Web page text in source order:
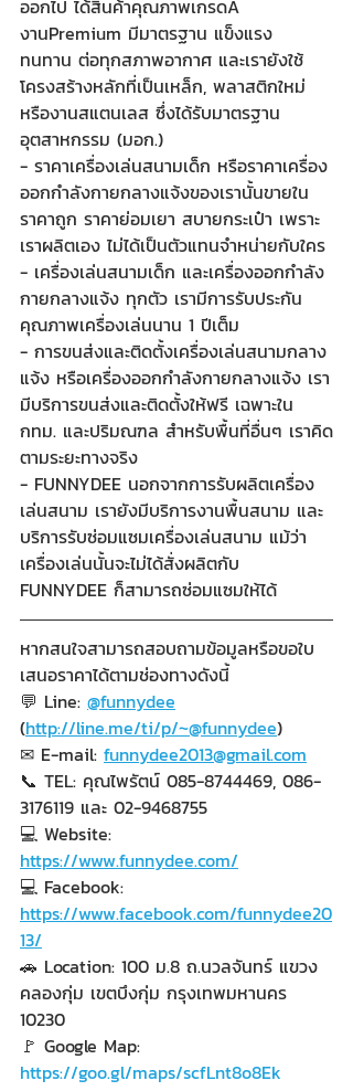
ออกไป ได้สินค้าคุณภาพเกรดA
งานPremium มีมาตรฐาน แข็งแรง
ทนทาน ต่อทุกสภาพอากาศ และเรายังใช้
โครงสร้างหลักที่เป็นเหล็ก, พลาสติกใหม่
หรืองานสแตนเลส ซึ่งได้รับมาตรฐาน
อุตสาหกรรม (มอก.)
- ราคาเครื่องเล่นสนามเด็ก หรือราคาเครื่อง
ออกกำลังกายกลางแจ้งของเรานั้นขายใน
ราคาถูก ราคาย่อมเยา สบายกระเป๋า เพราะ
เราผลิตเอง ไม่ได้เป็นตัวแทนจำหน่ายกับใคร
- เครื่องเล่นสนามเด็ก และเครื่องออกกำลัง
กายกลางแจ้ง ทุกตัว เรามีการรับประกัน
คุณภาพเครื่องเล่นนาน 1 ปีเต็ม
- การขนส่งและติดตั้งเครื่องเล่นสนามกลาง
แจ้ง หรือเครื่องออกกำลังกายกลางแจ้ง เรา
มีบริการขนส่งและติดตั้งให้ฟรี เฉพาะใน
กทม. และปริมณฑล สำหรับพื้นที่อื่นๆ เราคิด
ตามระยะทางจริง
- FUNNYDEE นอกจากการรับผลิตเครื่อง
เล่นสนาม เรายังมีบริการงานพื้นสนาม และ
บริการรับซ่อมแซมเครื่องเล่นสนาม แม้ว่า
เครื่องเล่นนั้นจะไม่ได้สั่งผลิตกับ
FUNNYDEE ก็สามารถซ่อมแซมให้ได้
หากสนใจสามารถสอบถามข้อมูลหรือขอใบ
เสนอราคาได้ตามช่องทางดังนี้
💬 Line: @funnydee
(http://line.me/ti/p/~@funnydee)
✉ E-mail: funnydee2013@gmail.com
📞 TEL: คุณไพรัตน์ 085-8744469, 086-
3176119 และ 02-9468755
💻 Website:
https://www.funnydee.com/
💻 Facebook:
https://www.facebook.com/funnydee20
13/
🚗 Location: 100 ม.8 ถ.นวลจันทร์ แขวง
คลองกุ่ม เขตบึงกุ่ม กรุงเทพมหานคร
10230
🚩 Google Map:
https://goo.gl/maps/scfLnt8o8Ek